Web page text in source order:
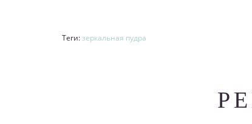
Теги:зеркальная пудра